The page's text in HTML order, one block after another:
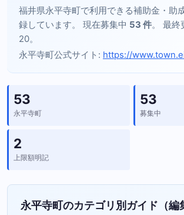
福井県永平寺町で利用できる補助金・助
録しています。 現在募集中 53 件。 最
20。
永平寺町公式サイト: https://
53
永平寺町
53
募集中
2
上限額明記
永平寺町のカテゴリ別ガイド（編